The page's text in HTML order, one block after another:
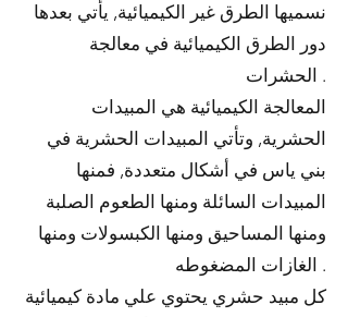
نسميها الطرق غير الكيميائية, يأتي بعدها
دور الطرق الكيميائية في معالجة
الحشرات .
المعالجة الكيميائية هي المبيدات
الحشرية, وتأتي المبيدات الحشرية في
بني ياس في أشكال متعددة, فمنها
المبيدات السائلة ومنها الطعوم الصلبة
ومنها المساحيق ومنها الكبسولات ومنها
الغازات المضغوطه .
كل مبيد حشري يحتوي علي مادة كيميائية